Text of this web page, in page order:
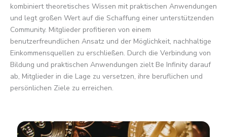
kombiniert theoretisches Wissen mit praktischen Anwendungen
und legt großen Wert auf die Schaffung einer unterstützenden
Community. Mitglieder profitieren von einem
benutzerfreundlichen Ansatz und der Möglichkeit, nachhaltige
Einkommensquellen zu erschließen. Durch die Verbindung von
Bildung und praktischen Anwendungen zielt Be Infinity darauf
ab, Mitglieder in die Lage zu versetzen, ihre beruflichen und
persönlichen Ziele zu erreichen.